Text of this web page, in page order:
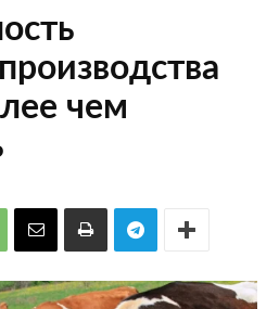
чем